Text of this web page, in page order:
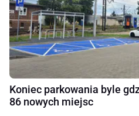
Koniec parkowania byle
86 nowych miejsc